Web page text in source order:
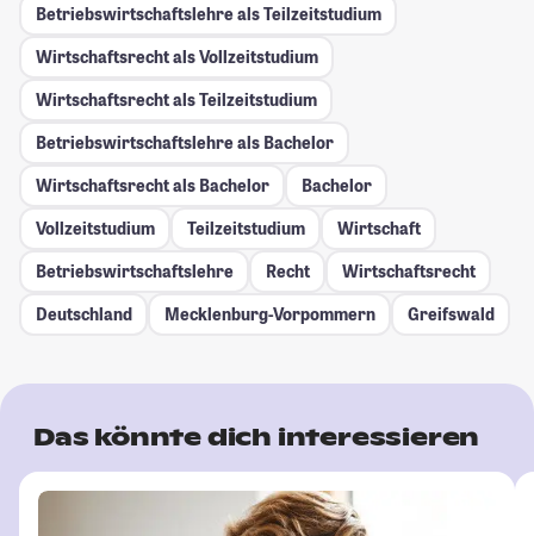
Betriebswirtschaftslehre als Teilzeitstudium
Wirtschaftsrecht als Vollzeitstudium
Wirtschaftsrecht als Teilzeitstudium
Betriebswirtschaftslehre als Bachelor
Wirtschaftsrecht als Bachelor
Bachelor
Vollzeitstudium
Teilzeitstudium
Wirtschaft
Betriebswirtschaftslehre
Recht
Wirtschaftsrecht
Deutschland
Mecklenburg-Vorpommern Greifswald
Das könnte dich interessieren